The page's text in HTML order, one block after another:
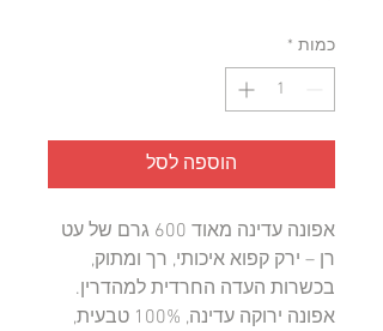
כמות *
הוספה לסל
אפונה עדינה מאוד 600 גרם של עט
רן – ירק קפוא איכותי, רך ומתוק,
בכשרות העדה החרדית למהדרין.
אפונה ירוקה עדינה, 100% טבעית,